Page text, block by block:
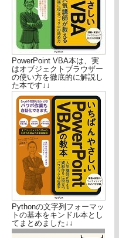
PowerPoint VBA本は、実
はオブジェクトブラウザー
の使い方を徹底的に解説し
た本です↓↓
Pythonの文字列フォーマッ
トの基本をキンドル本とし
てまとめました↓↓